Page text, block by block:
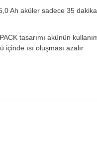
5,0 Ah aküler sadece 35
tasarımı akünün
ısı oluşması azalır